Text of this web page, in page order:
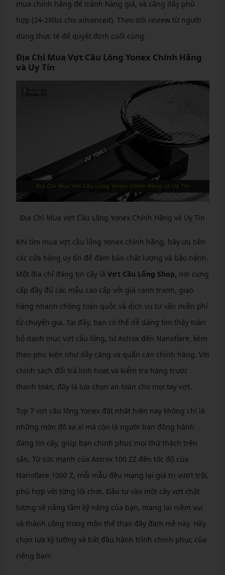
mua chính hãng để tránh hàng giả, và căng dây phù
hợp (24-28lbs cho advanced). Theo dõi review từ người
dùng thực tế để quyết định cuối cùng.
Địa Chỉ Mua Vợt Cầu Lông Yonex Chính Hãng
và Uy Tín
Địa Chỉ Mua Vợt Cầu Lông Yonex Chính Hãng và Uy Tín
Khi tìm mua vợt cầu lông Yonex chính hãng, hãy ưu tiên
các cửa hàng uy tín để đảm bảo chất lượng và bảo hành.
Một địa chỉ đáng tin cậy là Vợt Cầu Lông Shop, nơi cung
cấp đầy đủ các mẫu cao cấp với giá cạnh tranh, giao
hàng nhanh chóng toàn quốc và dịch vụ tư vấn miễn phí
từ chuyên gia. Tại đây, bạn có thể dễ dàng tìm thấy toàn
bộ danh mục vợt cầu lông, từ Astrox đến Nanoflare, kèm
theo phụ kiện như dây căng và quấn cán chính hãng. Với
chính sách đổi trả linh hoạt và kiểm tra hàng trước
thanh toán, đây là lựa chọn an toàn cho mọi tay vợt.
Top 7 vợt cầu lông Yonex đắt nhất hiện nay không chỉ là
những món đồ xa xỉ mà còn là người bạn đồng hành
đáng tin cậy, giúp bạn chinh phục mọi thử thách trên
sân. Từ sức mạnh của Astrox 100 ZZ đến tốc độ của
Nanoflare 1000 Z, mỗi mẫu đều mang lại giá trị vượt trội,
phù hợp với từng lối chơi. Đầu tư vào một cây vợt chất
lượng sẽ nâng tầm kỹ năng của bạn, mang lại niềm vui
và thành công trong môn thể thao đầy đam mê này. Hãy
chọn lựa kỹ lưỡng và bắt đầu hành trình chinh phục của
riêng bạn!